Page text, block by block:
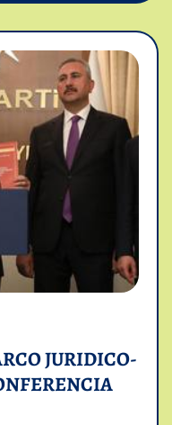
JURIDICO-